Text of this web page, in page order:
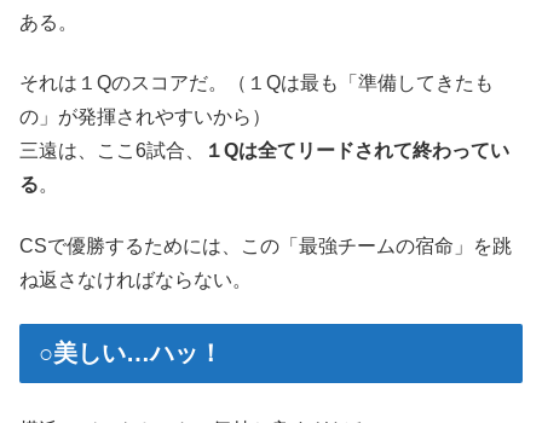
ある。
それは１Qのスコアだ。（１Qは最も「準備してきたも
の」が発揮されやすいから）
三遠は、ここ6試合、
１Qは全てリードされて終わってい
る。
CSで優勝するためには、この「最強チームの宿命」を跳
ね返さなければならない。
○美しい…ハッ！